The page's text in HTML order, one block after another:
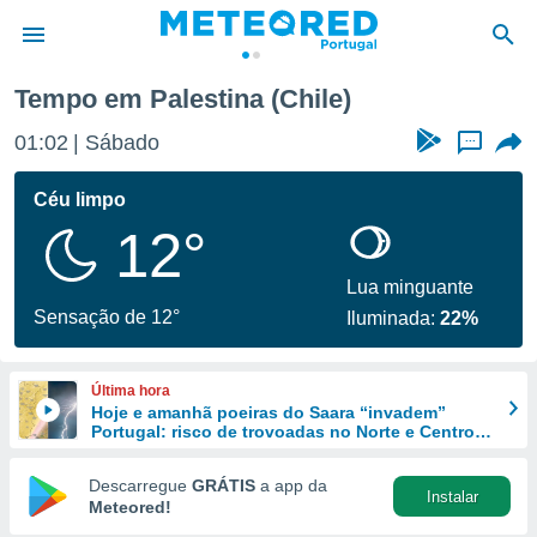
da
foi
fornecidas
a este
das
e
forma
digital
Tempo em Palestina (Chile)
01:02 Sábado ...
Céu limpo
12°
Sensação de 12°
Lua minguante
Iluminada:22%
Última hora
Hoje e amanhã poeiras do Saara “invadem”
Portugal: risco de trovoadas no Norte e Centro
Descarregue GRÁTIS a app da
Meteored!
Instalar